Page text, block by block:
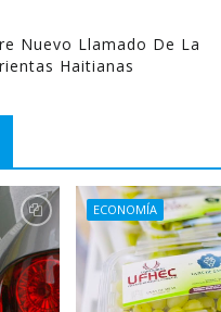
Nuevo Llamado De La
Haitianas
ECONOMÍA